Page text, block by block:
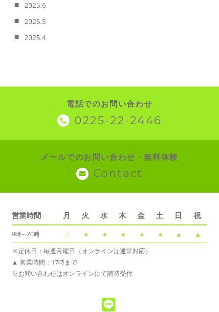
2025.6
2025.5
2025.4
電話でのお問い合わせ
0225-22-2446
メールでのお問い合わせ・無料体験
Contact
営業時間 月 火 水 木 金 土 日 祝
9時～20時 △ ● ● ● ● ● ▲ ▲
※定休日：毎週月曜日（オンラインは通常対応）
▲ 営業時間：17時まで
※お問い合わせはオンラインにて随時受付